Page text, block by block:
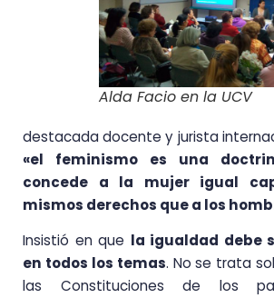
Alda Facio en la UCV
destacada docente y jurista
«el feminismo es una
concede a la mujer igual
mismos derechos que a los
Insistió en que la igualdad debe
en todos los temas. No se trata
las Constituciones de los